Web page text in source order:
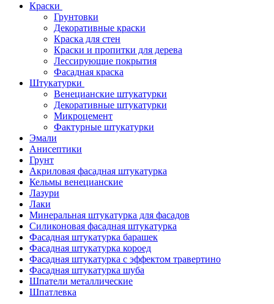
Краски
Грунтовки
Декоративные краски
Краска для стен
Краски и пропитки для дерева
Лессирующие покрытия
Фасадная краска
Штукатурки
Венецианские штукатурки
Декоративные штукатурки
Микроцемент
Фактурные штукатурки
Эмали
Анисептики
Грунт
Акриловая фасадная штукатурка
Кельмы венецианские
Лазури
Лаки
Минеральная штукатурка для фасадов
Силиконовая фасадная штукатурка
Фасадная штукатурка барашек
Фасадная штукатурка короед
Фасадная штукатурка с эффектом травертино
Фасадная штукатурка шуба
Шпатели металлические
Шпатлевка